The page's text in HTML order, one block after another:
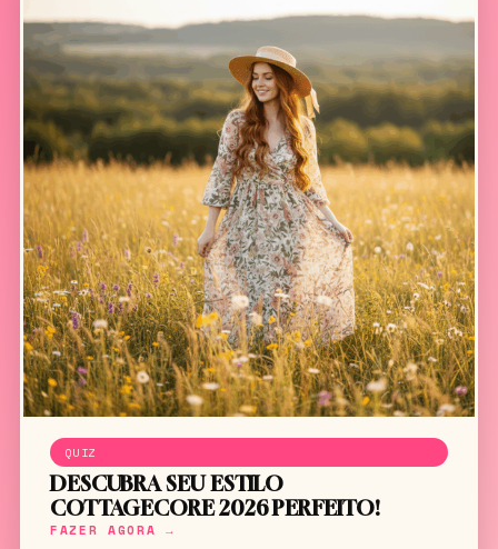
QUIZ
DESCUBRA SEU ESTILO
COTTAGECORE 2026 PERFEITO!
FAZER AGORA →